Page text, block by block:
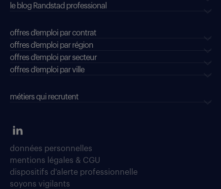
le blog Randstad professional
offres d'emploi par contrat
offres d'emploi par région
offres d'emploi par secteur
offres d’emploi par ville
métiers qui recrutent
données personnelles
mentions légales & CGU
dispositifs d'alerte professionnelle
soyons vigilants